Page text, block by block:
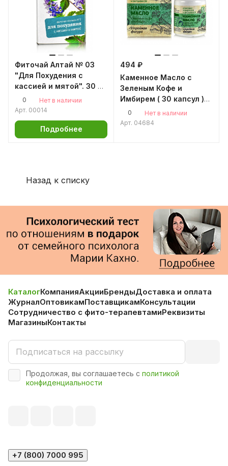
Фиточай Алтай № 03
"Для Похудения с
кассией и мятой". 30 ф/
0
Нет в наличии
Арт. 00014
Подробнее
494 ₽
Каменное Масло с
Зеленым Кофе и
Имбирем ( 30 капсул )
стройная фигура
0
Нет в наличии
Арт. 04684
Назад к списку
КаталогКомпанияАкцииБрендыДоставка и оплата
ЖурналОптовикамПоставщикамКонсультации
Сотрудничество с фито-терапевтамиРеквизиты
МагазиныКонтакты
Продолжая, вы соглашаетесь с политикой
конфиденциальности
+7 (800) 7000 995